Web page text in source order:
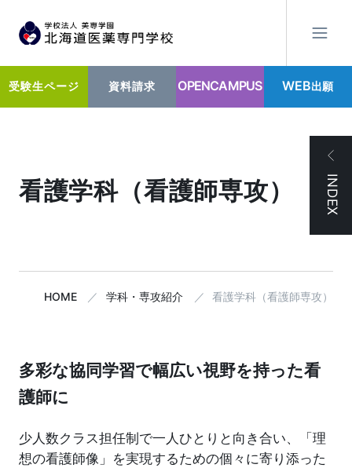
受験生ページ 資料請求 OPENCAMPUS WEB出願
看護学科（看護師専攻）
HOME 学科・専攻紹介 看護学科（看護師専攻）
多彩な協同学習で幅広い視野を持った看
護師に
少人数クラス担任制で一人ひとりと向き合い、「理
想の看護師像」を実現するための個々に寄り添った
INDEX